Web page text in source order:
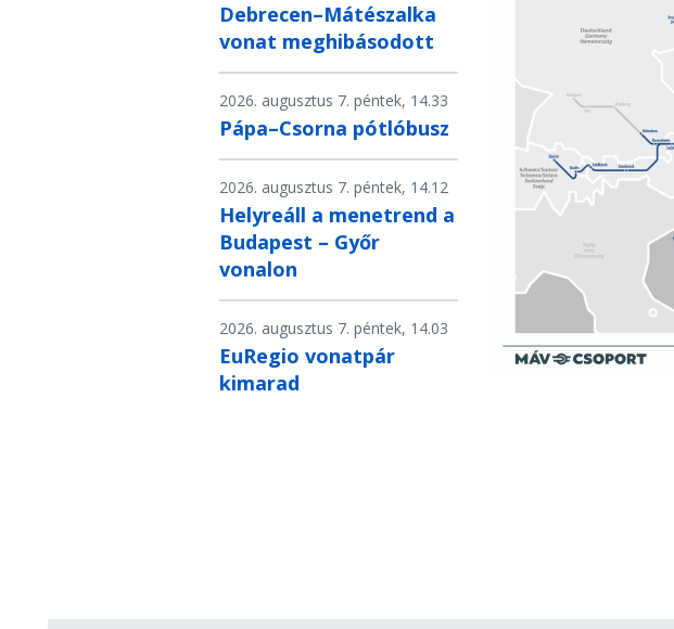
Debrecen–Mátészalka
vonat meghibásodott
2026. augusztus 7. péntek, 14.33
Pápa–Csorna pótlóbusz
2026. augusztus 7. péntek, 14.12
Helyreáll a menetrend a
Budapest – Győr
vonalon
2026. augusztus 7. péntek, 14.03
EuRegio vonatpár
kimarad